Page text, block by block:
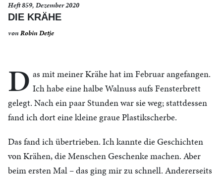
Heft 859, Dezember 2020
DIE KRÄHE
vonRobin Detje
D as mit meiner Krähe hat im Februar angefangen.
Ich habe eine halbe Walnuss aufs Fensterbrett
gelegt. Nach ein paar Stunden war sie weg; stattdessen
fand ich dort eine kleine graue Plastikscherbe.
Das fand ich übertrieben. Ich kannte die Geschichten
von Krähen, die Menschen Geschenke machen. Aber
beim ersten Mal – das ging mir zu schnell. Andererseits